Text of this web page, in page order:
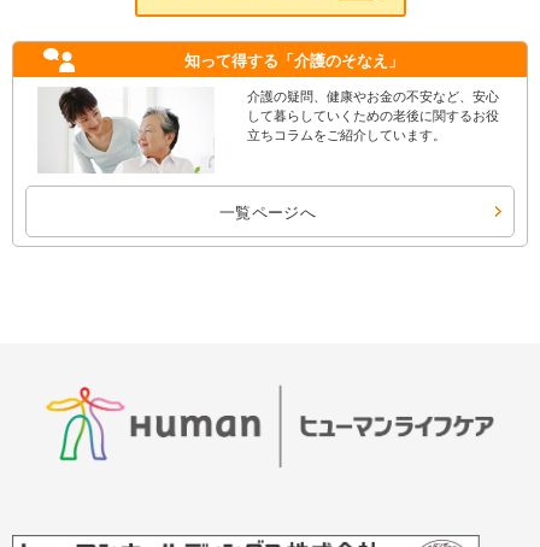
知って得する 「介護のそなえ」
介護の疑問、健康やお金の不安など、安心
して暮らしていくための老後に関するお役
立ちコラムをご紹介しています。
一覧ページへ